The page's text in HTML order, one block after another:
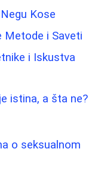
Kose
Metode i Saveti
i Iskustva
istina, a šta ne?
o seksualnom